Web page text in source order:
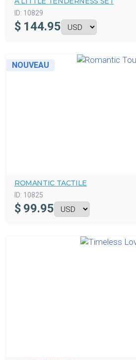
ID: 10829
$ 144.95
NOUVEAU
ROMANTIC TACTILE
ID: 10825
$ 99.95